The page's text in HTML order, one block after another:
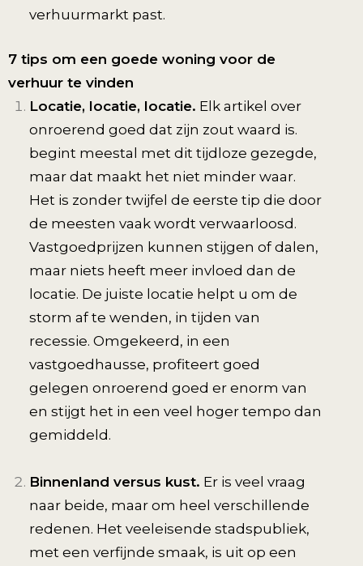
verhuurmarkt past.
7 tips om een goede woning voor de
verhuur te vinden
Locatie, locatie, locatie. Elk artikel over
onroerend goed dat zijn zout waard is.
begint meestal met dit tijdloze gezegde,
maar dat maakt het niet minder waar.
Het is zonder twijfel de eerste tip die door
de meesten vaak wordt verwaarloosd.
Vastgoedprijzen kunnen stijgen of dalen,
maar niets heeft meer invloed dan de
locatie. De juiste locatie helpt u om de
storm af te wenden, in tijden van
recessie. Omgekeerd, in een
vastgoedhausse, profiteert goed
gelegen onroerend goed er enorm van
en stijgt het in een veel hoger tempo dan
gemiddeld.
Binnenland versus kust. Er is veel vraag
naar beide, maar om heel verschillende
redenen. Het veeleisende stadspubliek,
met een verfijnde smaak, is uit op een